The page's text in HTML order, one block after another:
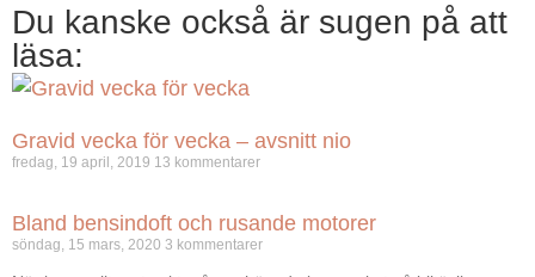
Du kanske också är sugen på att
läsa:
Gravid vecka för vecka – avsnitt nio
fredag, 19 april, 2019 13 kommentarer
Bland bensindoft och rusande motorer
söndag, 15 mars, 2020 3 kommentarer